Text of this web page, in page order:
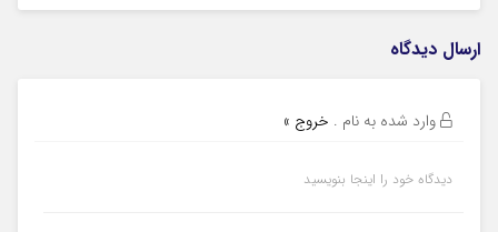
ارسال دیدگاه
وارد شده به نام . خروج »
دیدگاه خود را اینجا بنویسید